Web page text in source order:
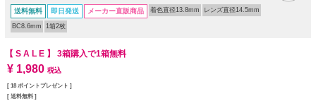
送料無料 即日発送 メーカー直販商品 着色直径13.8mm レンズ直径14.5mm
BC8.6mm 1箱2枚
【 S A L E 】 3箱購入で1箱無料
¥ 1,980 税込
[ 18 ポイントプレゼント ]
送料無料